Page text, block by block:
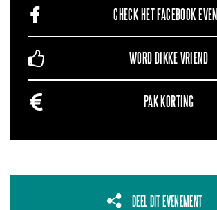
CHECK HET FACEBOOK EVENT
WORD DIKKE VRIEND
PAK KORTING
DEEL DIT EVENEMENT